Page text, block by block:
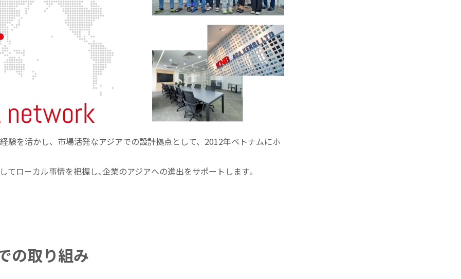
験を活かし、市場活発なアジアでの設計拠点として、2012年ベトナムにホ
ローカル事情を把握し､企業のアジアへの進出をサポートします｡
の取り組み